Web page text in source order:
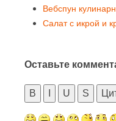
Вебспун
Салат с икрой и
Оставьте
B U S